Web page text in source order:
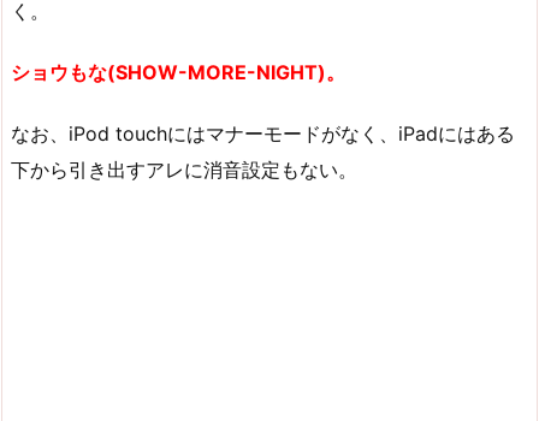
く。
ショウもな(SHOW-MORE-NIGHT)。
なお、iPod touchにはマナーモードがなく、iPadにはある
下から引き出すアレに消音設定もない。